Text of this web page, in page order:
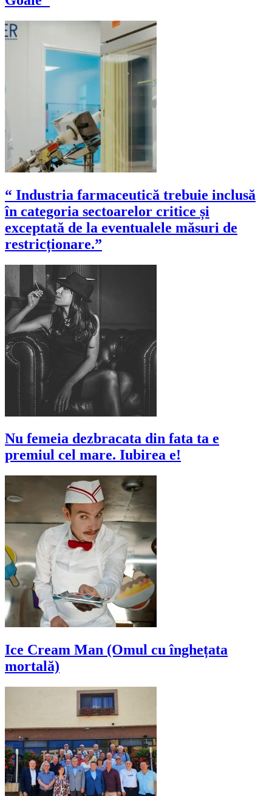
“ Industria farmaceutică trebuie inclusă
în categoria sectoarelor critice și
exceptată de la eventualele măsuri de
restricționare.”
Nu femeia dezbracata din fata ta e
premiul cel mare. Iubirea e!
Ice Cream Man (Omul cu înghețata
mortală)